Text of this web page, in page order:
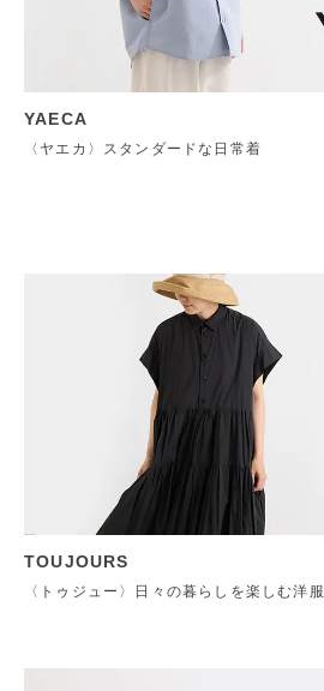
YAECA
〈ヤエカ〉スタンダードな日常着
TOUJOURS
〈トゥジュー〉日々の暮らしを楽しむ洋服